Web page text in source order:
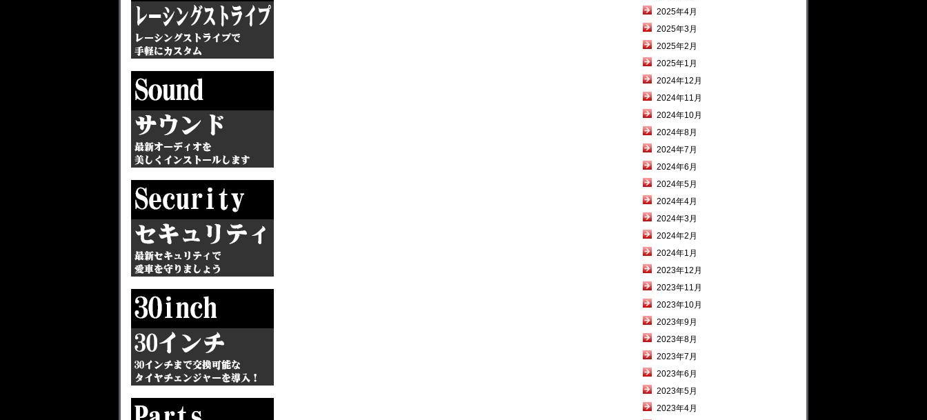
2025年4月
2025年3月
2025年2月
2025年1月
2024年12月
2024年11月
2024年10月
2024年8月
2024年7月
2024年6月
2024年5月
2024年4月
2024年3月
2024年2月
2024年1月
2023年12月
2023年11月
2023年10月
2023年9月
2023年8月
2023年7月
2023年6月
2023年5月
2023年4月